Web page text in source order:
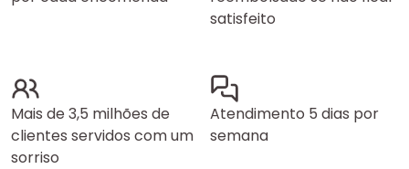
satisfeito
Mais de 3,5 milhões de
clientes servidos com um
sorriso
Atendimento 5 dias por
semana